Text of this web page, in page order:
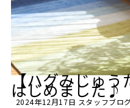
【ハグみじゅう
はじめました♪
2024年12月17日 スタッフブロ